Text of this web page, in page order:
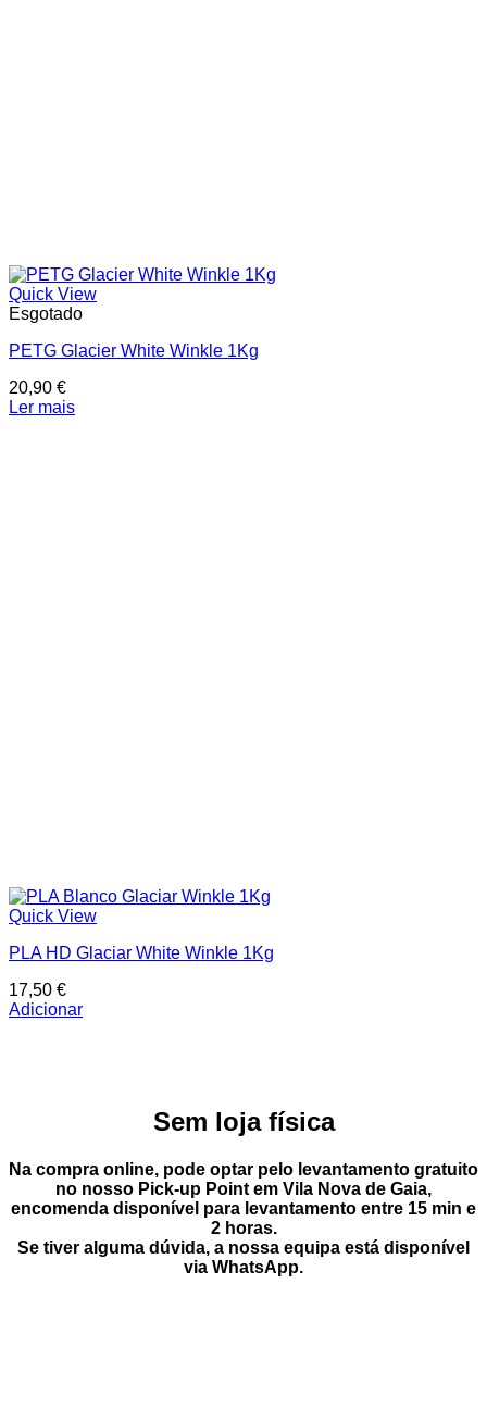
Quick View
Esgotado
PETG Glacier White Winkle 1Kg
20,90 €
Ler mais
Quick View
PLA HD Glaciar White Winkle 1Kg
17,50 €
Adicionar
Sem loja física
Na compra online, pode optar pelo levantamento gratuito
no nosso Pick-up Point em Vila Nova de Gaia,
encomenda disponível para levantamento entre 15 min e
2 horas.
Se tiver alguma dúvida, a nossa equipa está disponível
via WhatsApp.